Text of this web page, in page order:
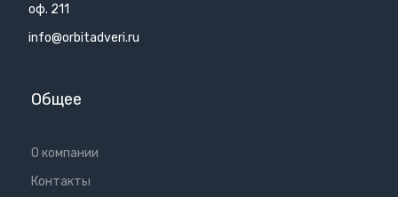
оф. 211
info@orbitadveri.ru
Общее
О компании
Контакты